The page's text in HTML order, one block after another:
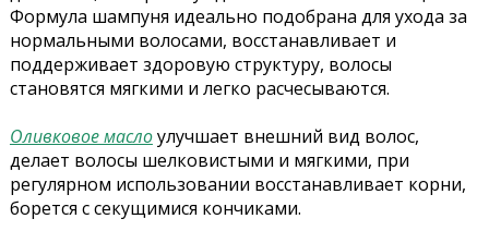
Формула шампуня идеально подобрана для ухода за
нормальными волосами, восстанавливает и
поддерживает здоровую структуру, волосы
становятся мягкими и легко расчесываются.
Оливковое маслоулучшает внешний вид волос,
делает волосы шелковистыми и мягкими, при
регулярном использовании восстанавливает корни,
борется с секущимися кончиками.